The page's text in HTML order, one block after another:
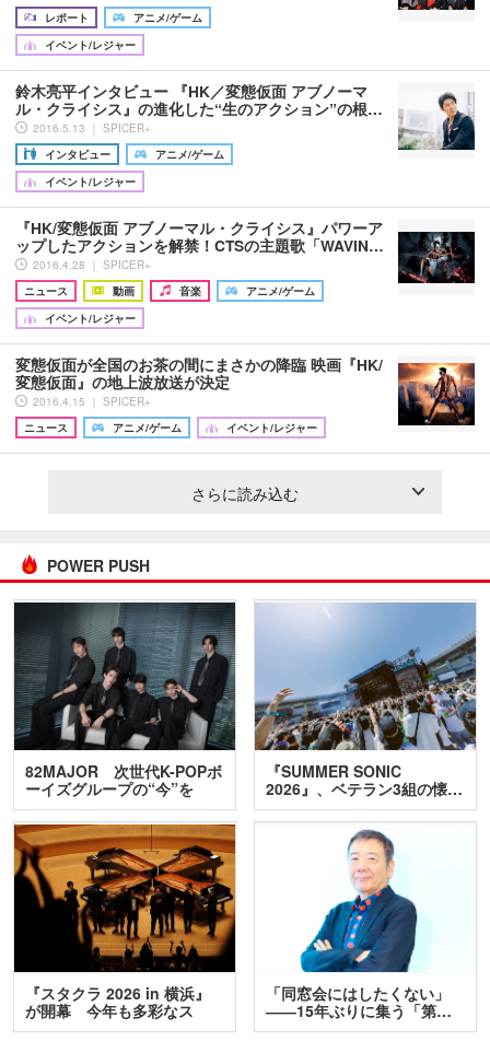
レポート
アニメ/ゲーム
イベント/レジャー
鈴木亮平インタビュー 『HK／変態仮面 アブノーマ
ル・クライシス』の進化した“生のアクション”の根…
2016.5.13 ｜ SPICER+
インタビュー
アニメ/ゲーム
イベント/レジャー
『HK/変態仮面 アブノーマル・クライシス』パワーア
ップしたアクションを解禁！CTSの主題歌「WAVIN…
2016.4.28 ｜ SPICER+
ニュース
動画 音楽
アニメ/ゲーム
イベント/レジャー
変態仮面が全国のお茶の間にまさかの降臨 映画『HK/
変態仮面』の地上波放送が決定
2016.4.15 ｜ SPICER+
ニュース
アニメ/ゲーム イベント/レジャー
さらに読み込む
POWER PUSH
82MAJOR 次世代K-POPボ
ーイズグループの“今”を
訊…
『SUMMER SONIC
2026』、ベテラン3組の懐…
『スタクラ 2026 in 横浜』
が開幕 今年も多彩なス
テ…
「同窓会にはしたくない」
――15年ぶりに集う「第…